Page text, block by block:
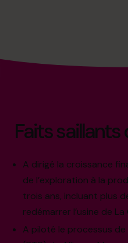
Faits
A dirigé la croissance
de l’exploration à la
trois ans, incluant plus
redémarrer l’usine de La
A piloté le processus